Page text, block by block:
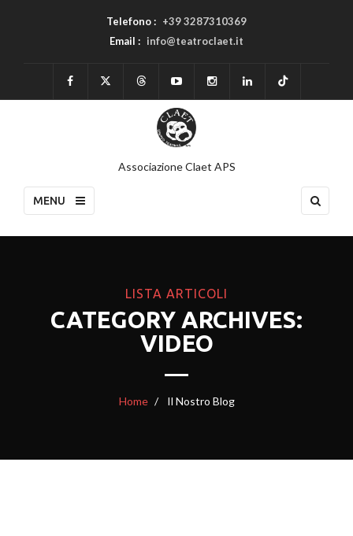
Telefono : +39 3287310369
Email : info@teatroclaet.it
Associazione Claet APS
MENU
LISTA ARTICOLI
CATEGORY ARCHIVES:
VIDEO
Home Il Nostro Blog